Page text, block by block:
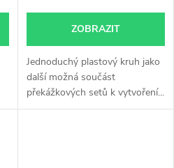
ZOBRAZIT
Jednoduchý plastový kruh jako
další možná součást
překážkových setů k vytvoření...